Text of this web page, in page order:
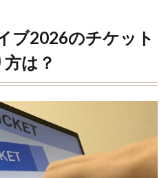
ブ2026のチケット
は？